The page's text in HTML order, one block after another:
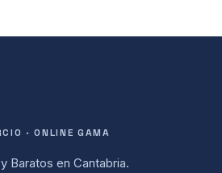
· ONLINE GAMA
Baratos en Cantabria.